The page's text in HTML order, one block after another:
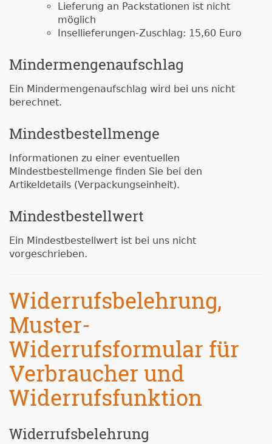
Lieferung an Packstationen ist nicht
möglich
Insellieferungen-Zuschlag: 15,60 Euro
Mindermengenaufschlag
Ein Mindermengenaufschlag wird bei uns nicht
berechnet.
Mindestbestellmenge
Informationen zu einer eventuellen
Mindestbestellmenge finden Sie bei den
Artikeldetails (Verpackungseinheit).
Mindestbestellwert
Ein Mindestbestellwert ist bei uns nicht
vorgeschrieben.
Widerrufsbelehrung,
Muster-
Widerrufsformular für
Verbraucher und
Widerrufsfunktion
Widerrufsbelehrung